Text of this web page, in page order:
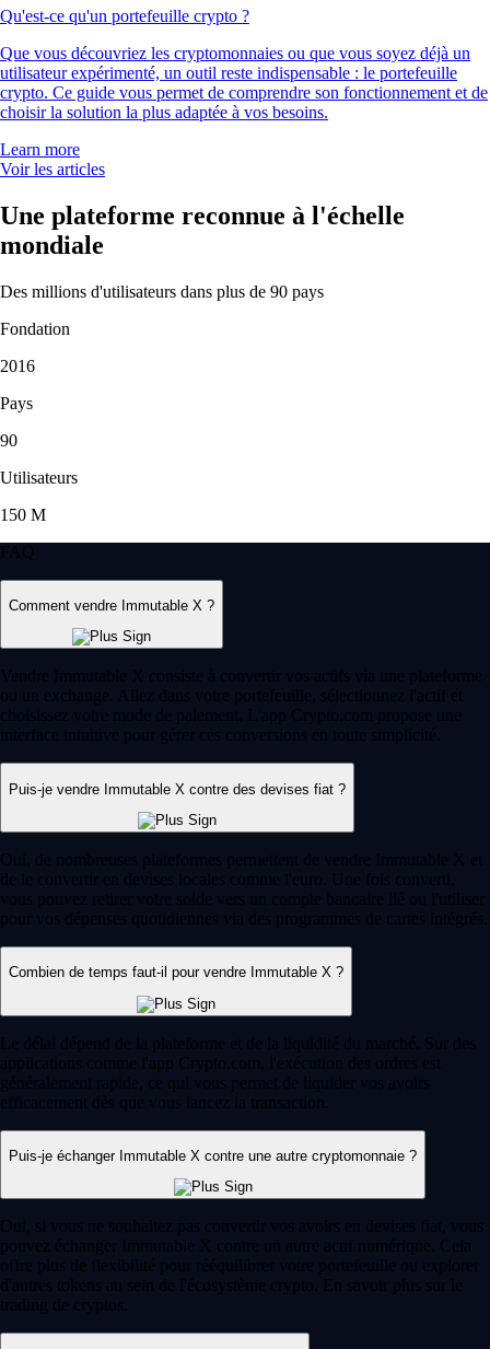
Qu'est-ce qu'un portefeuille crypto ?
Que vous découvriez les cryptomonnaies ou que vous soyez déjà un
utilisateur expérimenté, un outil reste indispensable : le portefeuille
crypto. Ce guide vous permet de comprendre son fonctionnement et de
choisir la solution la plus adaptée à vos besoins.
Learn more
Voir les articles
Une plateforme reconnue à l'échelle
mondiale
Des millions d'utilisateurs dans plus de 90 pays
Fondation
2016
Pays
90
Utilisateurs
150 M
FAQ
Comment vendre Immutable X ?
Vendre Immutable X consiste à convertir vos actifs via une plateforme
ou un exchange. Allez dans votre portefeuille, sélectionnez l'actif et
choisissez votre mode de paiement. L'app Crypto.com propose une
interface intuitive pour gérer ces conversions en toute simplicité.
Puis-je vendre Immutable X contre des devises fiat ?
Oui, de nombreuses plateformes permettent de vendre Immutable X et
de le convertir en devises locales comme l'euro. Une fois converti,
vous pouvez retirer votre solde vers un compte bancaire lié ou l'utiliser
pour vos dépenses quotidiennes via des programmes de cartes intégrés.
Combien de temps faut-il pour vendre Immutable X ?
Le délai dépend de la plateforme et de la liquidité du marché. Sur des
applications comme l'app Crypto.com, l'exécution des ordres est
généralement rapide, ce qui vous permet de liquider vos avoirs
efficacement dès que vous lancez la transaction.
Puis-je échanger Immutable X contre une autre cryptomonnaie ?
Oui, si vous ne souhaitez pas convertir vos avoirs en devises fiat, vous
pouvez échanger Immutable X contre un autre actif numérique. Cela
offre plus de flexibilité pour rééquilibrer votre portefeuille ou explorer
d'autres tokens au sein de l'écosystème crypto. En savoir plus sur le
trading de cryptos.